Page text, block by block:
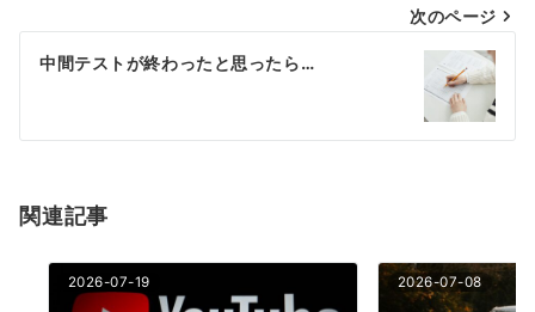
ビ
ゲ
シ
ン
次のページ
中間テストが終わったと思ったら…
関連記事
2026-07-19 2026-07-08